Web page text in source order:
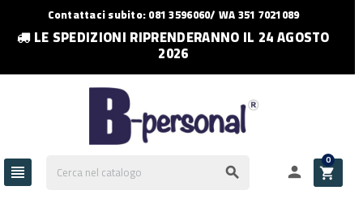
Contattaci subito: 081 3596060/ WA 351 7021089
LE SPEDIZIONI RIPRENDERANNO IL 24 AGOSTO
2026
   
0